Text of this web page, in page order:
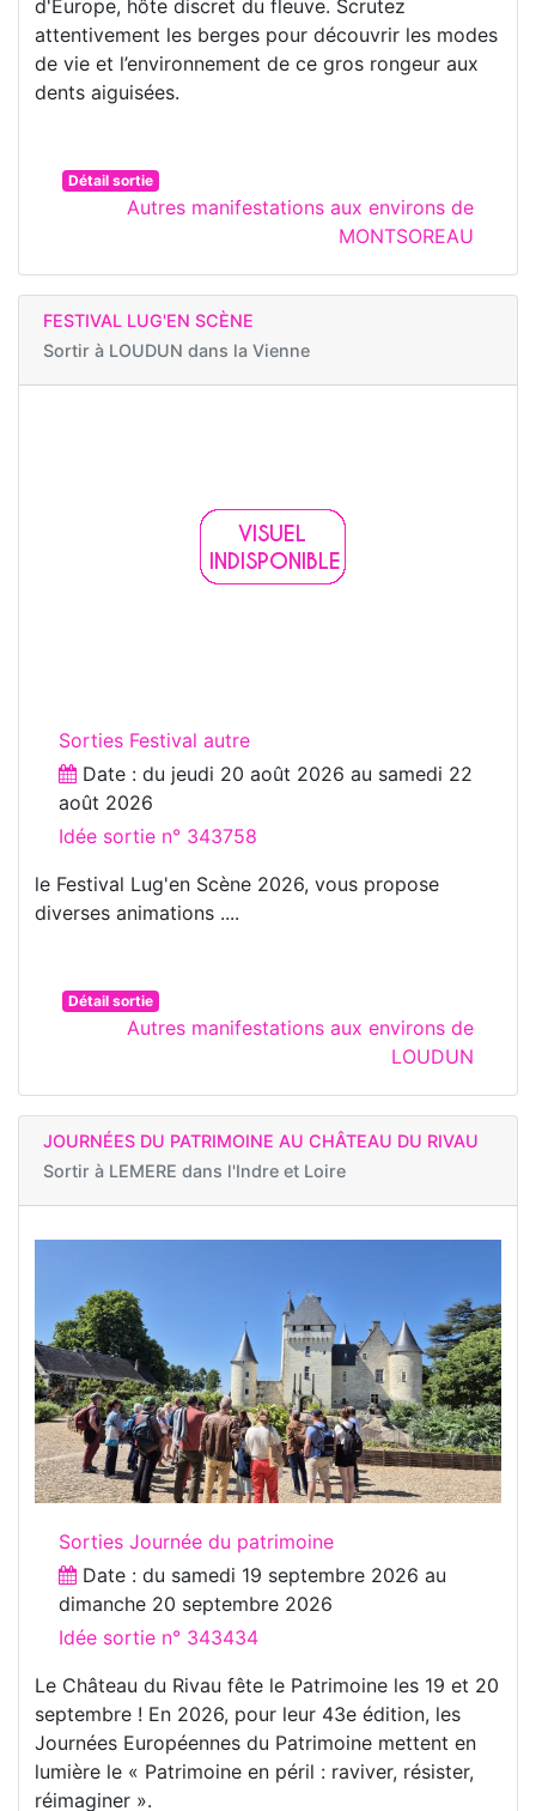
d'Europe, hôte discret du fleuve. Scrutez
attentivement les berges pour découvrir les modes
de vie et l’environnement de ce gros rongeur aux
dents aiguisées.
Détail sortie
Autres manifestations aux environs de
MONTSOREAU
FESTIVAL LUG'EN SCÈNE
Sortir à LOUDUN dans la Vienne
Sorties Festival autre
Date : du jeudi 20 août 2026 au samedi 22
août 2026
Idée sortie n° 343758
le Festival Lug'en Scène 2026, vous propose
diverses animations ....
Détail sortie
Autres manifestations aux environs de
LOUDUN
JOURNÉES DU PATRIMOINE AU CHÂTEAU DU RIVAU
Sortir à LEMERE dans l'Indre et Loire
Sorties Journée du patrimoine
Date : du samedi 19 septembre 2026 au
dimanche 20 septembre 2026
Idée sortie n° 343434
Le Château du Rivau fête le Patrimoine les 19 et 20
septembre ! En 2026, pour leur 43e édition, les
Journées Européennes du Patrimoine mettent en
lumière le « Patrimoine en péril : raviver, résister,
réimaginer ».